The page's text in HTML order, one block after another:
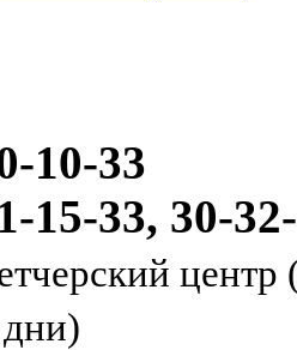
10-33
15-33, 30-
центр